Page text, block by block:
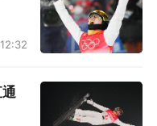
西拉、特苏佩、胡
，凸显命运眷顾成
实上一旦对手赌对
那么美，也从来无